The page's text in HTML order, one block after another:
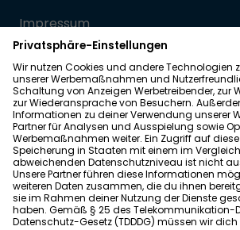
Impressum
Datenschutz
Allgemeine Geschäftsbedingungen
Barrierefreiheit